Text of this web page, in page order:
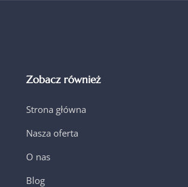
Zobacz również
Strona główna
Nasza oferta
O nas
Blog